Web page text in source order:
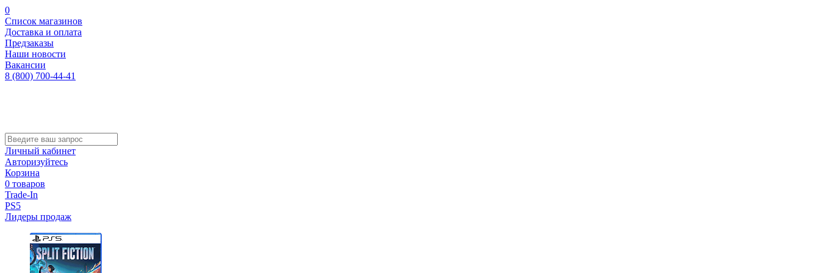
0
Список магазинов
Доставка и оплата
Предзаказы
Наши новости
Вакансии
8 (800) 700-44-41
Личный кабинет
Авторизуйтесь
Корзина
0 товаров
Trade-In
PS5
Лидеры продаж